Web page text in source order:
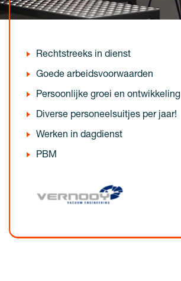
Rechtstreeks in dienst
Goede arbeidsvoorwaarden
Persoonlijke groei en ontwikkeling
Diverse personeelsuitjes per jaar!
Werken in dagdienst
PBM